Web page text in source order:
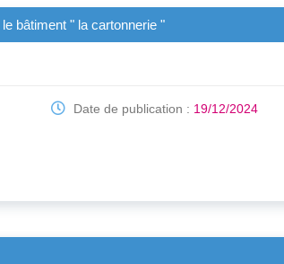
bâtiment " la cartonnerie "
Date de publication : 19/12/2024